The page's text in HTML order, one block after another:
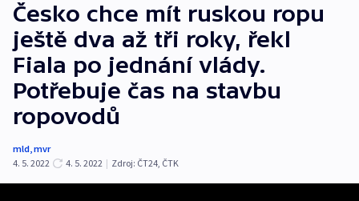
Česko chce mít ruskou ropu
ještě dva až tři roky, řekl
Fiala po jednání vlády.
Potřebuje čas na stavbu
ropovodů
mld,mvr
4. 5. 2022
4. 5. 2022 | Zdroj: ČT24, ČTK